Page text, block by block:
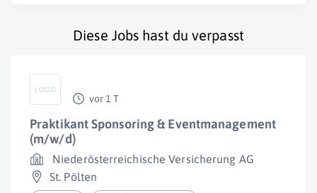
Diese Jobs hast du verpasst
vor 1 T
Praktikant Sponsoring & Eventmanagement
(m/w/d)
Niederösterreichische Versicherung AG
St. Pölten